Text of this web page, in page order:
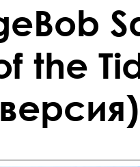
the